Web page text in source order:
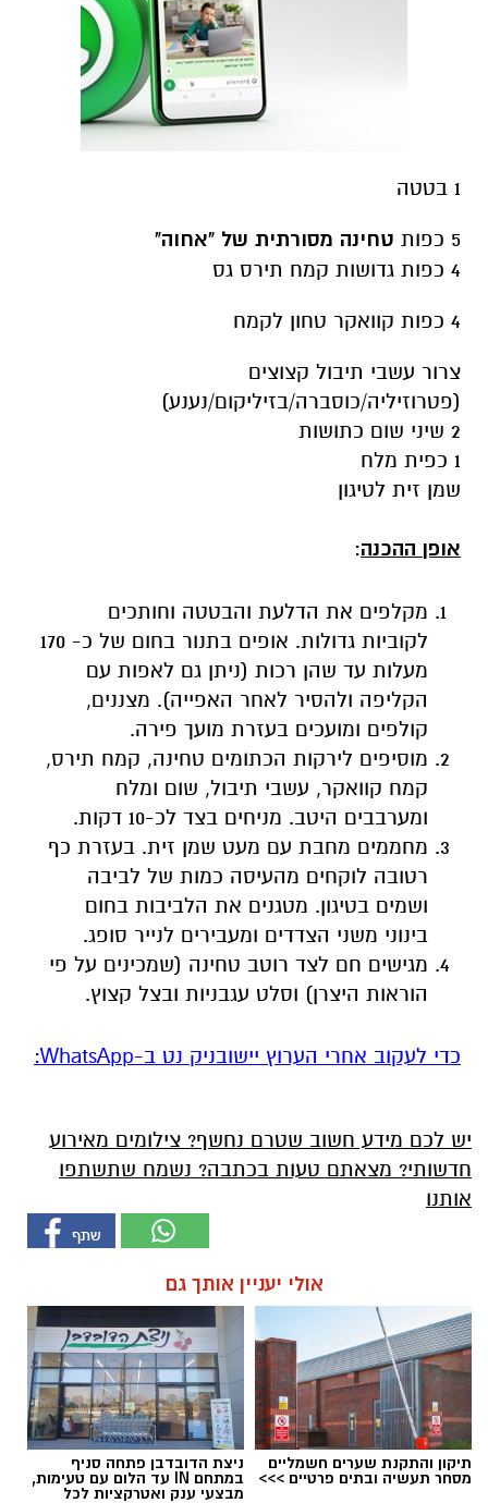
1 בטטה
5 כפות טחינה מסורתית של "אחוה"
4 כפות גדושות קמח תירס גס
4 כפות קוואקר טחון לקמח
צרור עשבי תיבול קצוצים
(פטרוזיליה/כוסברה/בזיליקום/נענע)
2 שיני שום כתושות
1 כפית מלח
שמן זית לטיגון
אופן ההכנה:
מקלפים את הדלעת והבטטה וחותכים
לקוביות גדולות. אופים בתנור בחום של כ- 170
מעלות עד שהן רכות (ניתן גם לאפות עם
הקליפה ולהסיר לאחר האפייה). מצננים,
קולפים ומועכים בעזרת מועך פירה.
מוסיפים לירקות הכתומים טחינה, קמח תירס,
קמח קוואקר, עשבי תיבול, שום ומלח
ומערבבים היטב. מניחים בצד לכ-10 דקות.
מחממים מחבת עם מעט שמן זית. בעזרת כף
רטובה לוקחים מהעיסה כמות של לביבה
ושמים בטיגון. מטגנים את הלביבות בחום
בינוני משני הצדדים ומעבירים לנייר סופג.
מגישים חם לצד רוטב טחינה (שמכינים על פי
הוראות היצרן) וסלט עגבניות ובצל קצוץ.
‏כדי לעקוב אחרי הערוץ יישובניק נט ב-WhatsApp:‏‏‏
יש לכם מידע חשוב שטרם נחשף? צילומים מאירוע
חדשותי? מצאתם טעות בכתבה? נשמח שתשתפו
אותנו
אולי יעניין אותך גם
תיקון והתקנת שערים חשמליים
מסחר תעשיה ובתים פרטיים >>>
ניצת הדובדבן פתחה סניף
במתחם IN עד הלום עם טעימות,
מבצעי ענק ואטרקציות לכל